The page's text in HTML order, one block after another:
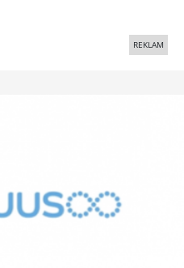
REKLAM